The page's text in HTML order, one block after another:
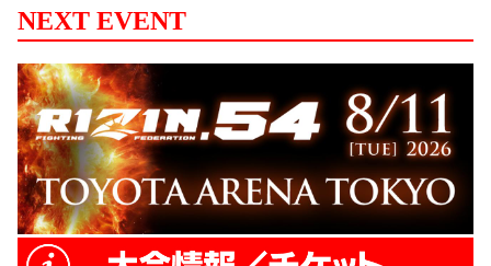
が1勝。 続いてはノビvsクダンス。世界王
者のクダンスが1本目を取るもノビがそこ
から2本奪取。しかしミスを突いてクダン
スが1本取り返し、最後の5本目。ここもク
ダンスが取って韓国の勝利となり、1-1で第
3試合、ニーvsノロマへ。 ニーが立...
NEXT EVENT